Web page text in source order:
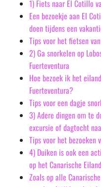
1) Fiets naar El Cotillo
Een bezoekje aan El
doen tijdens een
Tips voor het fietsen
2) Ga snorkelen op
Fuerteventura
Hoe bezoek ik het
Fuerteventura?
Tips voor een dagje
3) Adere dingen om te
excursie of dagtocht
Tips voor het bezoeken
4) Duiken is ook een
op het Canarische
Zoals op alle